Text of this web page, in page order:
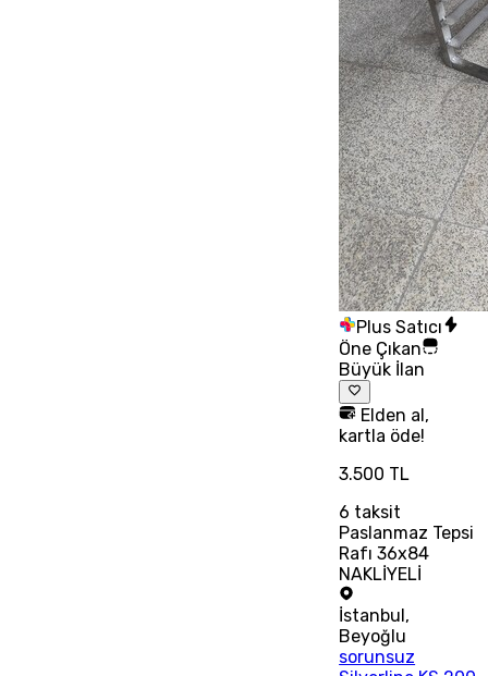
Plus Satıcı
Öne Çıkan
Büyük İlan
Elden al,
kartla öde!
3.500 TL
6 taksit
Paslanmaz Tepsi
Rafı 36x84
NAKLİYELİ
İstanbul,
Beyoğlu
sorunsuz